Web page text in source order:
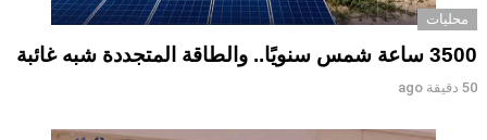
محليات
3500 ساعة شمس سنويًا.. والطاقة المتجددة شبه غائبة
50 دقيقة ago